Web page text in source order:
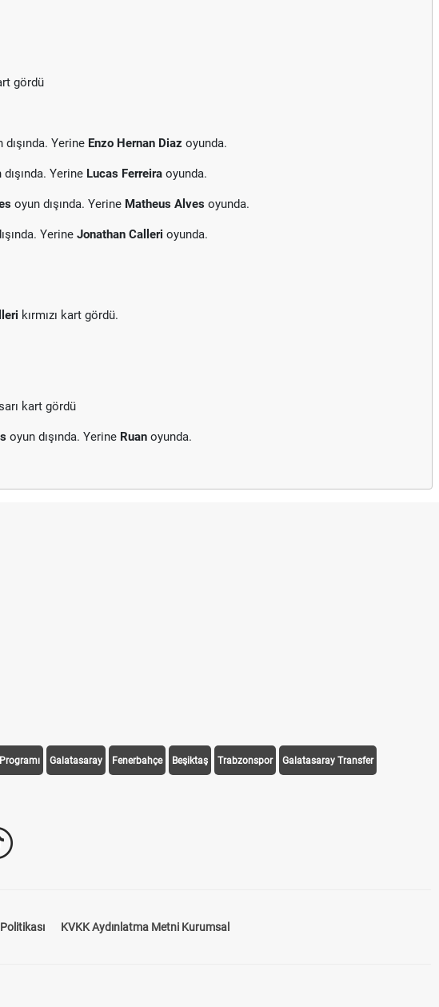
gördü
dışında. Yerine Enzo Hernan Diaz oyunda.
dışında. Yerine Lucas Ferreira oyunda.
oyun dışında. Yerine Matheus Alves oyunda.
Yerine Jonathan Calleri oyunda.
kırmızı kart gördü.
kart gördü
oyun dışında. Yerine Ruan oyunda.
Galatasaray Fenerbahçe Beşiktaş Trabzonspor Galatasaray Transfer
KVKK Aydınlatma Metni Kurumsal